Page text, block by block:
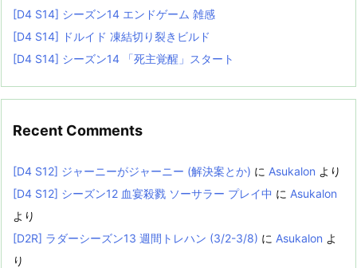
[D4 S14] シーズン14 エンドゲーム 雑感
[D4 S14] ドルイド 凍結切り裂きビルド
[D4 S14] シーズン14 「死主覚醒」スタート
Recent Comments
[D4 S12] ジャーニーがジャーニー (解決案とか) に Asukalon より
[D4 S12] シーズン12 血宴殺戮 ソーサラー プレイ中 に Asukalon
より
[D2R] ラダーシーズン13 週間トレハン (3/2-3/8) に Asukalon よ
り